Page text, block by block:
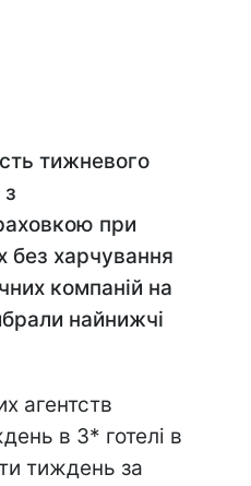
тижневого
при
без харчування
компаній на
найнижчі
агентств
в 3* готелі в
тиждень за